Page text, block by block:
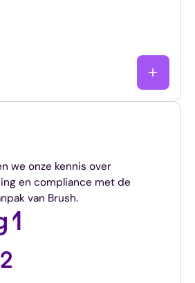
we onze kennis over
en compliance met de
van Brush.
1